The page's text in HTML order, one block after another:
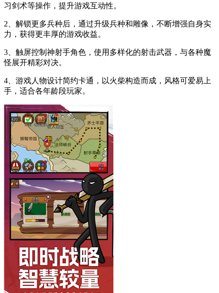
习剑术等操作，提升游戏互动性。
2、解锁更多兵种后，通过升级兵种和雕像，不断增强自身实
力，获得更丰厚的游戏收益。
3、触屏控制神射手角色，使用多样化的射击武器，与各种魔
怪展开精彩对决。
4、游戏人物设计简约卡通，以火柴构造而成，风格可爱易上
手，适合各年龄段玩家。